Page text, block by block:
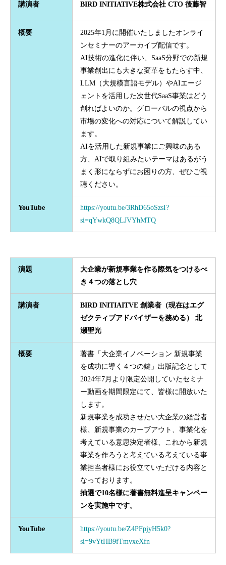
講演者 BIRD INITIATIVE株式会社 CTO 後藤智
概要
2025年1月に開催いたしましたオンライ
ンセミナーのアーカイブ配信です。
AI技術の進化に伴い、SaaS分野での新規
事業創出にも大きな変革をもたらす中、
LLM（大規模言語モデル）やAIエージ
ェントを活用した次世代SaaS事業はどう
創ればよいのか。グローバルの視点から
市場の変化への対応について解説してい
ます。
AIを活用した新規事業にご興味のある
方、AIで取り組みたいテーマはあるがう
まく形にならずにお困りの方、ぜひご視
聴ください。
YouTube
https://youtu.be/3RhD65oSzsI?
si=qYwkQ8QLJVYhMTQ
演題
大企業が新規事業を作る際気をつけるべ
き４つの落とし穴
講演者
BIRD INITIAITVE 創業者（現在はエグ
ゼクティブアドバイザーを務める） 北
瀬聖光
概要
著書「大企業イノベーション 新規事業
を成功に導く４つの鍵」出版記念として
2024年7月より限定公開していたセミナ
ー動画を期間限定にて、皆様に開放いた
します。
新規事業を成功させたい大企業の経営者
様、新規事業のカーブアウト、事業化を
考えている意思決定者様、これから新規
事業を作ろうと考えている考えている事
業担当者様にお役立ていただける内容と
なっております。
抽選で10名様に著書無料進呈キャンペー
ンを実施中です。
YouTube
https://youtu.be/Z4PFpjyH5k0?
si=9vYtHB9fTmvxeXfn